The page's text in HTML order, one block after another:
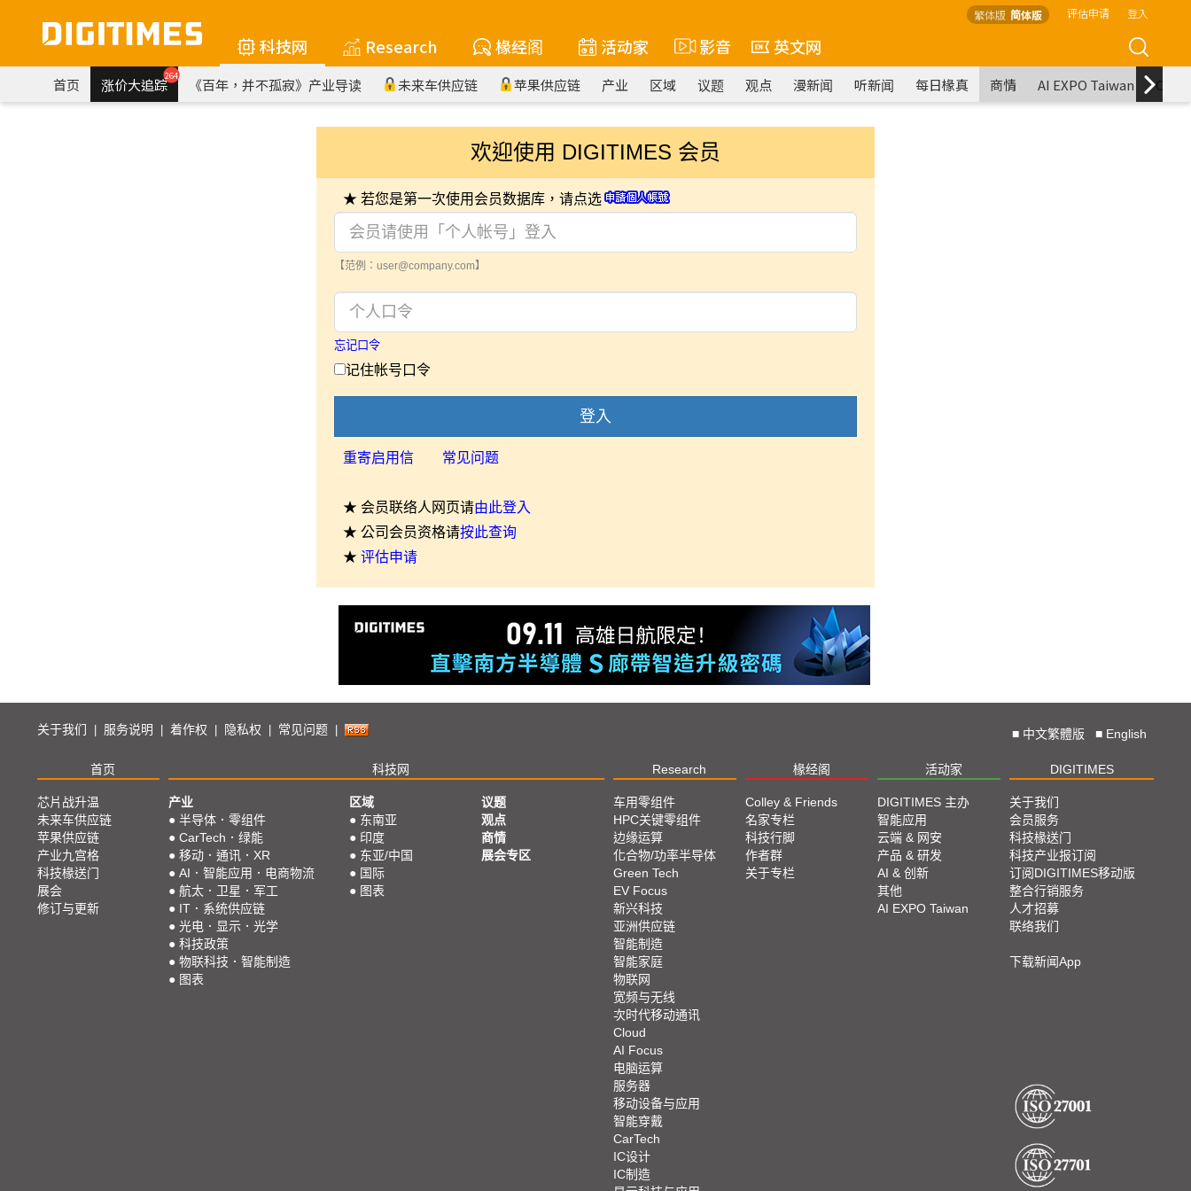
繁体版 简体版 评估申请 登入
科技网 Research 椽经阁 活动家 影音 英文网
首页 涨价大追踪264 《百年，并不孤寂》产业导读 未来车供应链 苹果供应链 产业 区域 议题 观点 漫新闻 听新闻 每日椽真 商情 AI EXPO Taiwan
欢迎使用 DIGITIMES 会员
★ 若您是第一次使用会员数据库，请点选
【范例：user@company.com】
忘记口令
记住帐号口令
登入
重寄启用信 常见问题
★ 会员联络人网页请由此登入
★ 公司会员资格请按此查询
★ 评估申请
关于我们 服务说明 着作权 隐私权 常见问题 ■ 中文繁體版 ■ English
首页 科技网 Research 椽经阁 活动家 DIGITIMES
芯片战升温
未来车供应链
苹果供应链
产业九宫格
科技椽送门
展会
修订与更新
产业
● 半导体．零组件
● CarTech．绿能
● 移动．通讯．XR
● AI．智能应用．电商物流
● 航太．卫星．军工
● IT．系统供应链
● 光电．显示．光学
● 科技政策
● 物联科技．智能制造
● 图表
区域
● 东南亚
● 印度
● 东亚/中国
● 国际
● 图表
议题
观点
商情
展会专区
车用零组件
HPC关键零组件
边缘运算
化合物/功率半导体
Green Tech
EV Focus
新兴科技
亚洲供应链
智能制造
智能家庭
物联网
宽频与无线
次时代移动通讯
Cloud
AI Focus
电脑运算
服务器
移动设备与应用
智能穿戴
CarTech
IC设计
IC制造
Colley & Friends
名家专栏
科技行脚
作者群
关于专栏
DIGITIMES 主办
智能应用
云端 & 网安
产品 & 研发
AI & 创新
其他
AI EXPO Taiwan
关于我们
会员服务
科技椽送门
科技产业报订阅
订阅DIGITIMES移动版
整合行销服务
人才招募
联络我们
下载新闻App